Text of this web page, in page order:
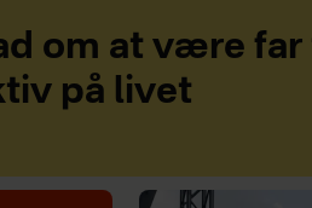
om at være
på livet